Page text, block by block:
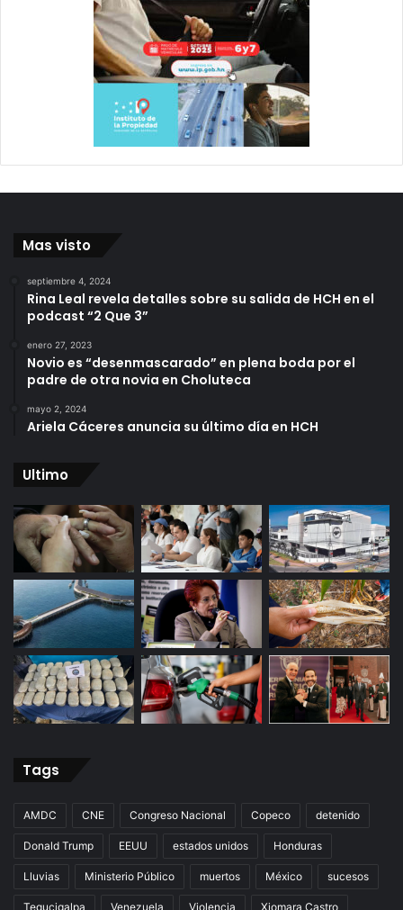
Mas visto
septiembre 4, 2024
Rina Leal revela detalles sobre su salida de HCH en el
podcast “2 Que 3”
enero 27, 2023
Novio es “desenmascarado” en plena boda por el
padre de otra novia en Choluteca
mayo 2, 2024
Ariela Cáceres anuncia su último día en HCH
Ultimo
Tags
AMDC CNE Congreso Nacional Copeco detenido
Donald Trump EEUU estados unidos Honduras
Lluvias Ministerio Público muertos México sucesos
Tegucigalpa Venezuela Violencia Xiomara Castro